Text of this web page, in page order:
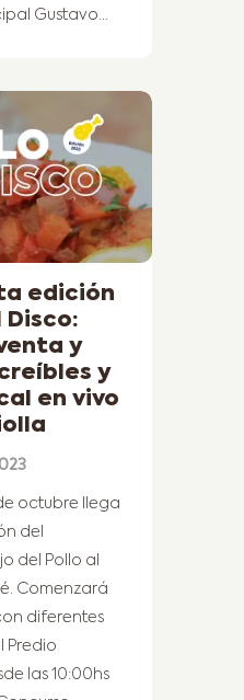
Gustavo…
edición
Disco:
y
y
en vivo
octubre llega
del
del Pollo al
Comenzará
diferentes
Predio
las 10:00hs